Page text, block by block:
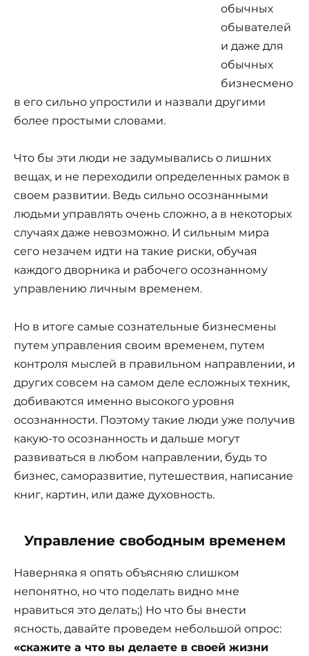
обычных
обывателей
и даже для
обычных
бизнесмено
в его сильно упростили и назвали другими
более простыми словами.
Что бы эти люди не задумывались о лишних
вещах, и не переходили определенных рамок в
своем развитии. Ведь сильно осознанными
людьми управлять очень сложно, а в некоторых
случаях даже невозможно. И сильным мира
сего незачем идти на такие риски, обучая
каждого дворника и рабочего осознанному
управлению личным временем.
Но в итоге самые сознательные бизнесмены
путем управления своим временем, путем
контроля мыслей в правильном направлении, и
других совсем на самом деле есложных техник,
добиваются именно высокого уровня
осознанности. Поэтому такие люди уже получив
какую-то осознанность и дальше могут
развиваться в любом направлении, будь то
бизнес, саморазвитие, путешествия, написание
книг, картин, или даже духовность.
Управление свободным временем
Наверняка я опять объясняю слишком
непонятно, но что поделать видно мне
нравиться это делать;) Но что бы внести
ясность, давайте проведем небольшой опрос:
«скажите а что вы делаете в своей жизни